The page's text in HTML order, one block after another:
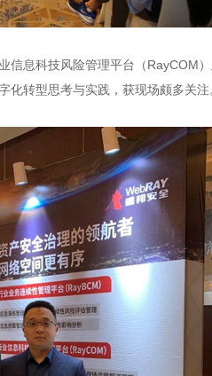
信息科技风险管理平台（RayCOM
化转型思考与实践，获现场颇多关注